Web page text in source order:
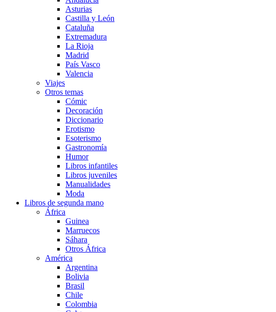
Asturias
Castilla y León
Cataluña
Extremadura
La Rioja
Madrid
País Vasco
Valencia
Viajes
Otros temas
Cómic
Decoración
Diccionario
Erotismo
Esoterismo
Gastronomía
Humor
Libros infantiles
Libros juveniles
Manualidades
Moda
Libros de segunda mano
África
Guinea
Marruecos
Sáhara
Otros África
América
Argentina
Bolivia
Brasil
Chile
Colombia